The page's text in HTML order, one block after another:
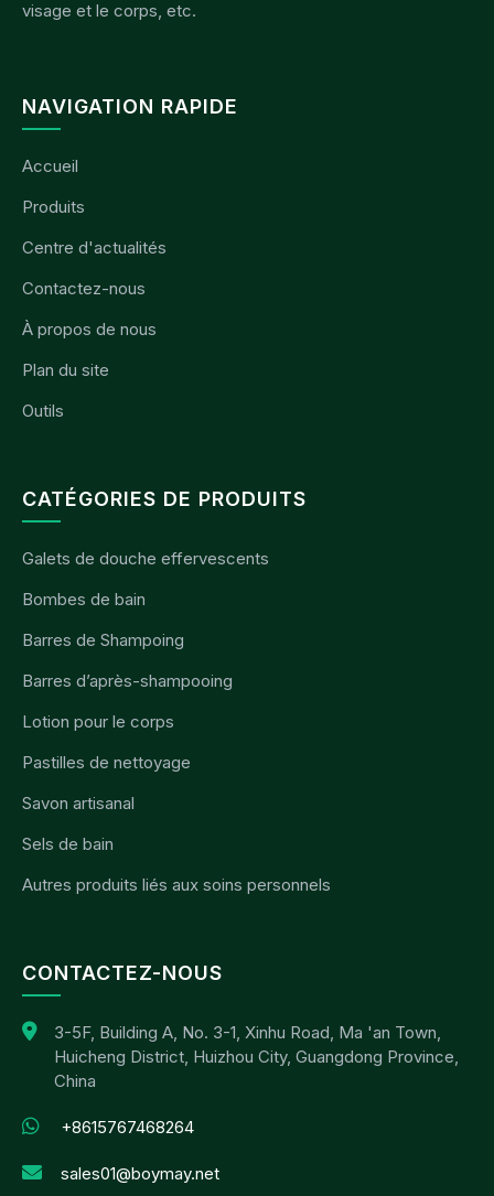
visage et le corps, etc.
NAVIGATION RAPIDE
Accueil
Produits
Centre d'actualités
Contactez-nous
À propos de nous
Plan du site
Outils
CATÉGORIES DE PRODUITS
Galets de douche effervescents
Bombes de bain
Barres de Shampoing
Barres d’après-shampooing
Lotion pour le corps
Pastilles de nettoyage
Savon artisanal
Sels de bain
Autres produits liés aux soins personnels
CONTACTEZ-NOUS
3-5F, Building A, No. 3-1, Xinhu Road, Ma 'an Town,
Huicheng District, Huizhou City, Guangdong Province,
China
+8615767468264
sales01@boymay.net